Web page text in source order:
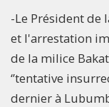
-Le Président de
et l'arrestation
de la milice
‘’tentative
dernier à